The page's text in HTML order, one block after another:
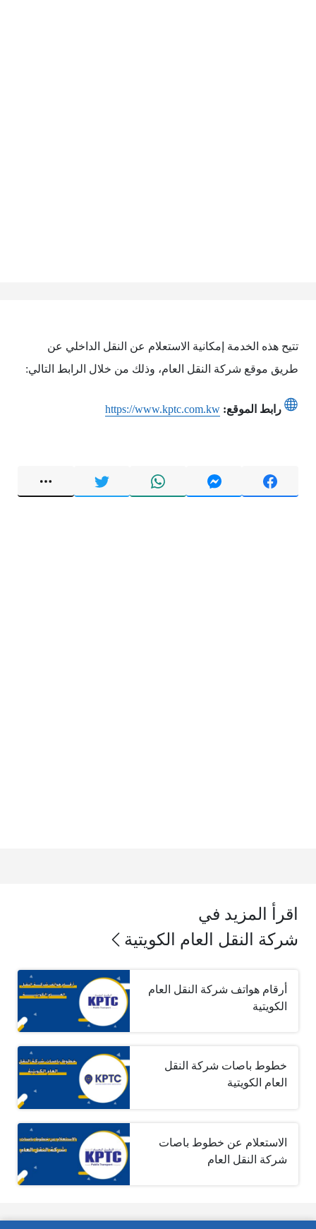
تتيح هذه الخدمة إمكانية الاستعلام عن النقل الداخلي عن
طريق موقع شركة النقل العام، وذلك من خلال الرابط التالي:
رابط الموقع: https://www.kptc.com.kw
اقرأ المزيد في
شركة النقل العام الكويتية
أرقام هواتف شركة النقل العام
الكويتية
خطوط باصات شركة النقل
العام الكويتية
الاستعلام عن خطوط باصات
شركة النقل العام